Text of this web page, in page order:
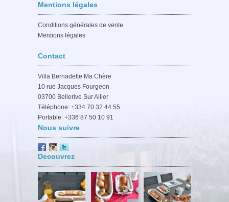
Mentions légales
Conditions générales de vente
Mentions légales
Contact
Villa Bernadette Ma Chère
10 rue Jacques Fourgeon
03700 Bellerive Sur Allier
Téléphone: +334 70 32 44 55
Portable: +336 87 50 10 91
Nous suivre
Decouvrez